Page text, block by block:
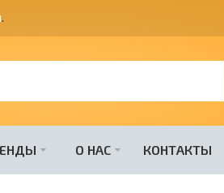
.
О НАС КОНТАКТЫ